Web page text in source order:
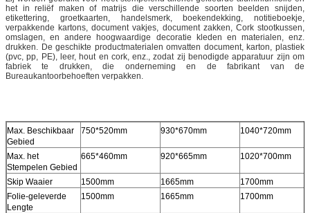
het in reliëf maken of matrijs die verschillende soorten beelden snijden,
etikettering, groetkaarten, handelsmerk, boekendekking, notitieboekje,
verpakkende kartons, document vakjes, document zakken, Cork stootkussen,
omslagen, en andere hoogwaardige decoratie kleden en materialen, enz.
drukken. De geschikte productmaterialen omvatten document, karton, plastiek
(pvc, pp, PE), leer, hout en cork, enz., zodat zij benodigde apparatuur zijn om
fabriek te drukken, die onderneming en de fabrikant van de
Bureaukantoorbehoeften verpakken.
Max. Beschikbaar
Gebied
750*520mm 930*670mm 1040*720mm
Max. het
Stempelen Gebied
665*460mm 920*665mm 1020*700mm
Skip Waaier 1500mm 1665mm
1700mm
Folie-geleverde
Lengte
1500mm 1665mm 1700mm